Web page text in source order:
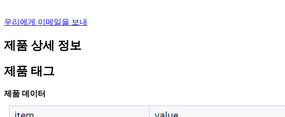
우리에게 이메일을 보내
제품 상세 정보
제품 태그
제품 데이터